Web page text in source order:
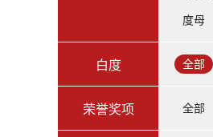
度母
白度 全部
荣誉奖项 全部